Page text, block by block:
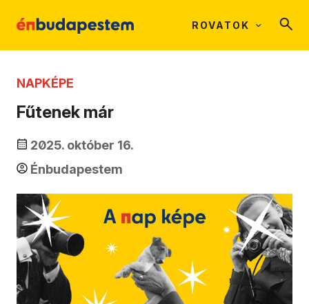
ROVATOK
NAPKÉPE
Fűtenek már
2025. október 16.
Énbudapestem